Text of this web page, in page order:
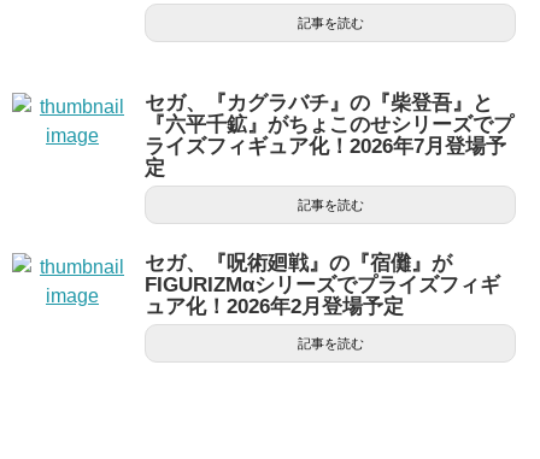
記事を読む
セガ、『カグラバチ』の『柴登吾』と
『六平千鉱』がちょこのせシリーズでプ
ライズフィギュア化！2026年7月登場予
定
記事を読む
セガ、『呪術廻戦』の『宿儺』が
FIGURIZMαシリーズでプライズフィギ
ュア化！2026年2月登場予定
記事を読む